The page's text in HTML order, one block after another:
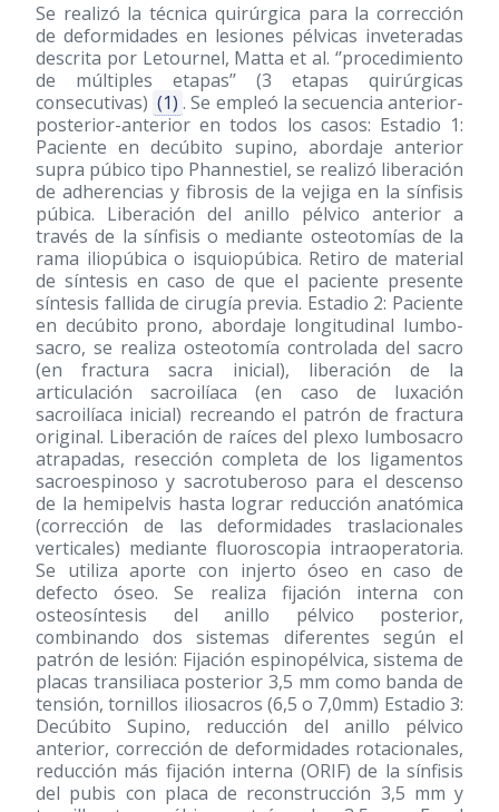
Se realizó la técnica quirúrgica para la corrección
de deformidades en lesiones pélvicas inveteradas
descrita por Letournel, Matta et al. ‘’procedimiento
de múltiples etapas’’ (3 etapas quirúrgicas
consecutivas) (1) . Se empleó la secuencia anterior-
posterior-anterior en todos los casos: Estadio 1:
Paciente en decúbito supino, abordaje anterior
supra púbico tipo Phannestiel, se realizó liberación
de adherencias y fibrosis de la vejiga en la sínfisis
púbica. Liberación del anillo pélvico anterior a
través de la sínfisis o mediante osteotomías de la
rama iliopúbica o isquiopúbica. Retiro de material
de síntesis en caso de que el paciente presente
síntesis fallida de cirugía previa. Estadio 2: Paciente
en decúbito prono, abordaje longitudinal lumbo-
sacro, se realiza osteotomía controlada del sacro
(en fractura sacra inicial), liberación de la
articulación sacroilíaca (en caso de luxación
sacroilíaca inicial) recreando el patrón de fractura
original. Liberación de raíces del plexo lumbosacro
atrapadas, resección completa de los ligamentos
sacroespinoso y sacrotuberoso para el descenso
de la hemipelvis hasta lograr reducción anatómica
(corrección de las deformidades traslacionales
verticales) mediante fluoroscopia intraoperatoria.
Se utiliza aporte con injerto óseo en caso de
defecto óseo. Se realiza fijación interna con
osteosíntesis del anillo pélvico posterior,
combinando dos sistemas diferentes según el
patrón de lesión: Fijación espinopélvica, sistema de
placas transiliaca posterior 3,5 mm como banda de
tensión, tornillos iliosacros (6,5 o 7,0mm) Estadio 3:
Decúbito Supino, reducción del anillo pélvico
anterior, corrección de deformidades rotacionales,
reducción más fijación interna (ORIF) de la sínfisis
del pubis con placa de reconstrucción 3,5 mm y